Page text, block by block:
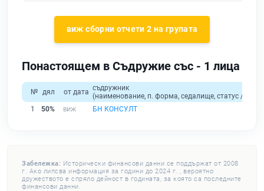
виж сборни отчети 2 на групата
Понастоящем в Съдружие със - 1 лица
№ дял от дата съдружник
(наименование, п. форма, седалище, статус /
1
50% БН КОНСУЛТ
Забележка: Исторически финансови данни се поддържат от 2008
г. Ако липсва информация за години до 2024 г. , вероятно
дружеството е спряло дейност в годината, за която са последните
финансови данни.